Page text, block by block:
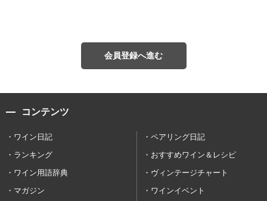
会員登録へ進む
コンテンツ
ワイン日記
ペアリング日記
ランキング
おすすめワイン＆レシピ
ワイン用語辞典
ヴィンテージチャート
マガジン
ワインイベント